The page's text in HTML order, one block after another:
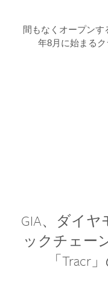
間もなくオープンす
年8月に始まるク
GIA、ダイ
ックチェー
「Tracr